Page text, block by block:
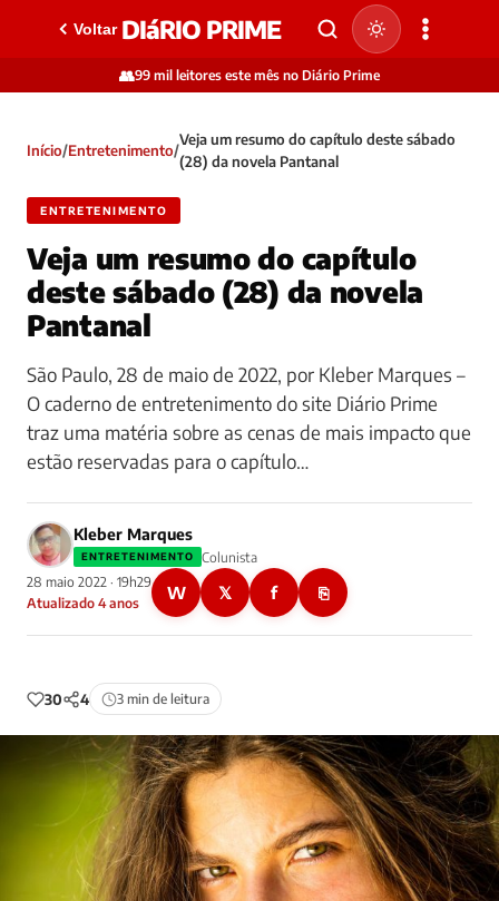
Voltar DIáRIO PRIME
👥99 mil leitores este mês no Diário Prime
Início/Entretenimento/
Veja um resumo do capítulo deste sábado
(28) da novela Pantanal
ENTRETENIMENTO
Veja um resumo do capítulo
deste sábado (28) da novela
Pantanal
São Paulo, 28 de maio de 2022, por Kleber Marques –
O caderno de entretenimento do site Diário Prime
traz uma matéria sobre as cenas de mais impacto que
estão reservadas para o capítulo…
Kleber Marques
ENTRETENIMENTO
Colunista
28 maio 2022 · 19h29
Atualizado 4 anos
W 𝕏 f ⎘
30 4 3 min de leitura